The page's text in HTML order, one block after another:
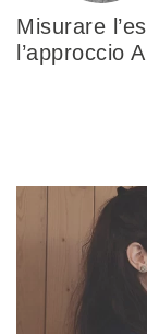
Misurare
l’approccio